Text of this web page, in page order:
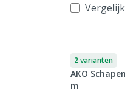
Vergelijk
2 varianten
AKO
m